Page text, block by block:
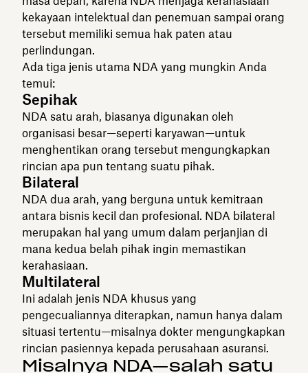
kekayaan intelektual dan penemuan sampai orang
tersebut memiliki semua hak paten atau
perlindungan.
Ada tiga jenis utama NDA yang mungkin Anda
temui:
Sepihak
NDA satu arah, biasanya digunakan oleh
organisasi besar—seperti karyawan—untuk
menghentikan orang tersebut mengungkapkan
rincian apa pun tentang suatu pihak.
Bilateral
NDA dua arah, yang berguna untuk kemitraan
antara bisnis kecil dan profesional. NDA bilateral
merupakan hal yang umum dalam perjanjian di
mana kedua belah pihak ingin memastikan
kerahasiaan.
Multilateral
Ini adalah jenis NDA khusus yang
pengecualiannya diterapkan, namun hanya dalam
situasi tertentu—misalnya dokter mengungkapkan
rincian pasiennya kepada perusahaan asuransi.
Misalnya NDA—salah satu